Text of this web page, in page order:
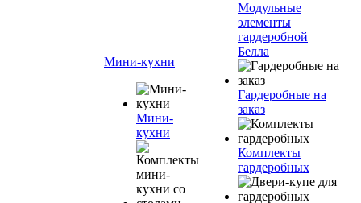
Мини-кухни
Мини-
кухни
Модульные
элементы
гардеробной
Белла
Гардеробные на
заказ
Комплекты
гардеробных